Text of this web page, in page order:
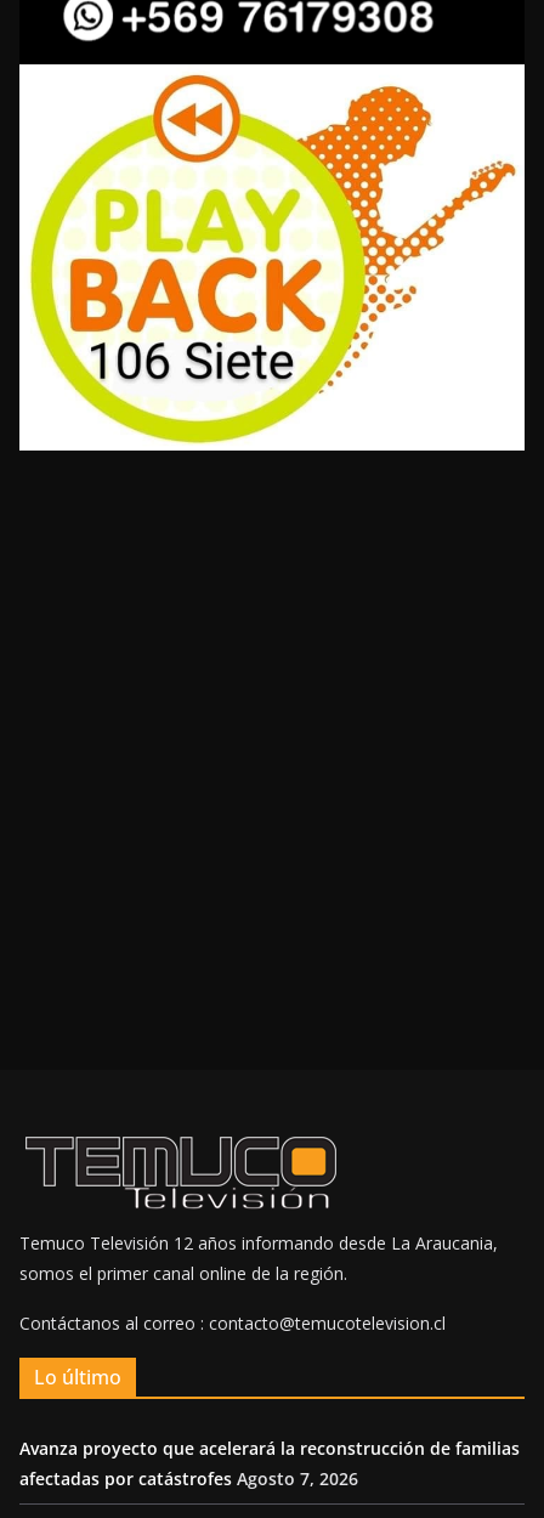
Temuco Televisión 12 años informando desde La Araucania,
somos el primer canal online de la región.
Contáctanos al correo : contacto@temucotelevision.cl
Lo último
Avanza proyecto que acelerará la reconstrucción de familias
afectadas por catástrofes Agosto 7, 2026